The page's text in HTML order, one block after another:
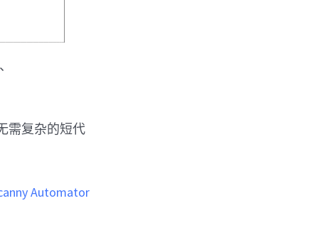
、
需复杂的短代
Automator